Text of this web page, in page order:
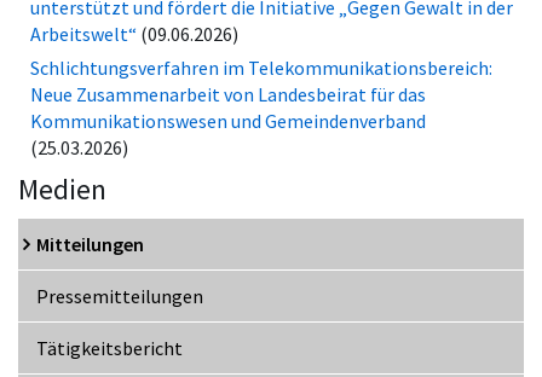
unterstützt und fördert die Initiative „Gegen Gewalt in der
Arbeitswelt“ (09.06.2026)
Schlichtungsverfahren im Telekommunikationsbereich:
Neue Zusammenarbeit von Landesbeirat für das
Kommunikationswesen und Gemeindenverband
(25.03.2026)
Medien
Mitteilungen
Pressemitteilungen
Tätigkeitsbericht